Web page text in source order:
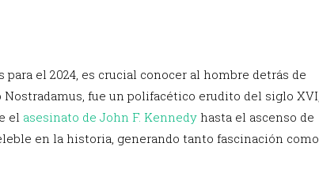
el 2024, es crucial conocer al hombre detrás de
fue un polifacético erudito del siglo XVI,
el asesinato de John F. Kennedy hasta el ascenso de
en la historia, generando tanto fascinación como